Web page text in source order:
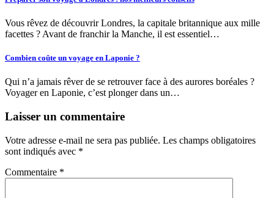
Vous rêvez de découvrir Londres, la capitale britannique aux mille
facettes ? Avant de franchir la Manche, il est essentiel…
Combien coûte un voyage en Laponie ?
Qui n’a jamais rêver de se retrouver face à des aurores boréales ?
Voyager en Laponie, c’est plonger dans un…
Laisser un commentaire
Votre adresse e-mail ne sera pas publiée. Les champs obligatoires
sont indiqués avec *
Commentaire *